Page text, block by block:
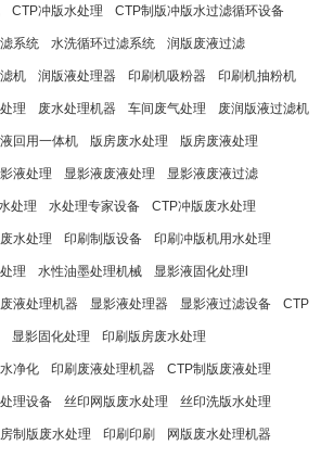
CTP冲版水处理 CTP制版冲版水过滤循环设备
系统 水洗循环过滤系统 润版废液过滤
机 润版液处理器 印刷机吸粉器 印刷机抽粉机
理 废水处理机器 车间废气处理 废润版液过滤机
回用一体机 版房废水处理 版房废液处理
液处理 显影液废液处理 显影液废液过滤
处理 水处理专家设备 CTP冲版废水处理
水处理 印刷制版设备 印刷冲版机用水处理
理 水性油墨处理机械 显影液固化处理l
液处理机器 显影液处理器 显影液过滤设备 CTP
显影固化处理 印刷版房废水处理
净化 印刷废液处理机器 CTP制版废液处理
理设备 丝印网版废水处理 丝印洗版水处理
制版废水处理 印刷印刷 网版废水处理机器